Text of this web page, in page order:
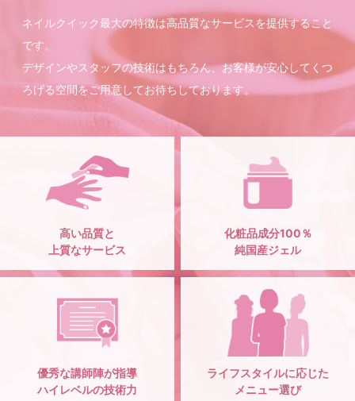
ネイルクイック最大の特徴は高品質なサービスを提供すること
です。
デザインやスタッフの技術はもちろん、お客様が安心してくつ
ろげる空間をご用意してお待ちしております。
高い品質と
上質なサービス
化粧品成分100％
純国産ジェル
優秀な講師陣が指導
ハイレベルの技術力
ライフスタイルに応じた
メニュー選び